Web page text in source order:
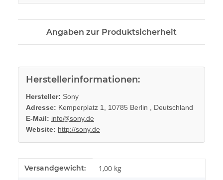
Angaben zur Produktsicherheit
Herstellerinformationen:
Hersteller: Sony
Adresse: Kemperplatz 1, 10785 Berlin , Deutschland
E-Mail: info@sony.de
Website: http://sony.de
Produkteigenschaft
Wert
Versandgewicht: 1,00 kg